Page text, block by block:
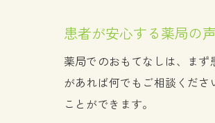
患者が安心する薬局の
薬局でのおもてなしは、ま
があれば何でもご相談くだ
ことができます。